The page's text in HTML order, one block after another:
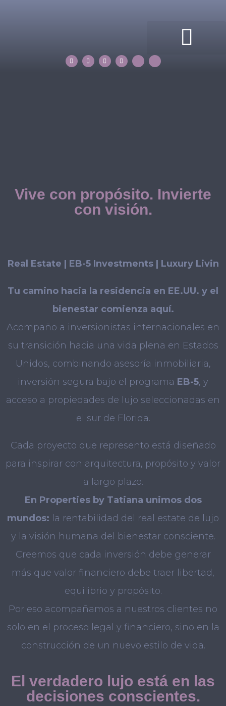
Vive con propósito. Invierte
con visión.
Real Estate | EB-5 Investments | Luxury Livin
Tu camino hacia la residencia en EE.UU. y el
bienestar comienza aquí.
Acompaño a inversionistas internacionales en
su transición hacia una vida plena en Estados
Unidos, combinando asesoría inmobiliaria,
inversión segura bajo el programa EB-5, y
acceso a propiedades de lujo seleccionadas en
el sur de Florida.
Cada proyecto que represento está diseñado
para inspirar con arquitectura, propósito y valor
a largo plazo.
En Properties by Tatiana unimos dos
mundos: la rentabilidad del real estate de lujo
y la visión humana del bienestar consciente.
Creemos que cada inversión debe generar
más que valor financiero debe traer libertad,
equilibrio y propósito.
Por eso acompañamos a nuestros clientes no
solo en el proceso legal y financiero, sino en la
construcción de un nuevo estilo de vida.
El verdadero lujo está en las
decisiones conscientes.